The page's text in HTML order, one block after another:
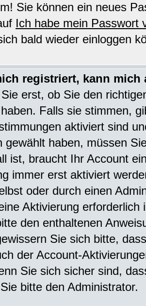
Sie können ein neues
Ich habe mein Passwort
bald wieder einloggen
registriert, kann
erst, ob Sie den
Falls sie stimmen,
aktiviert sind
gewählt haben, müssen
ist, braucht Ihr Account
immer erst aktiviert
oder durch einen
Aktivierung
den enthaltenen
Sie sich bitte,
der Account-
Sie sich sicher sind,
bitte den Administrator.